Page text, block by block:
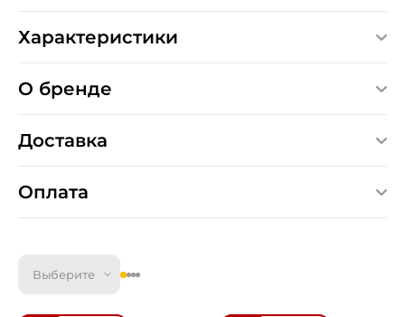
Характеристики
О бренде
Доставка
Оплата
Выберите